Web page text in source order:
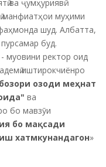
ва ҷумҳуриявӣ
манфиатҳои муҳими
шуд. Албатта,
буд.
муовини ректор оид
иштирокчиёнро
озоди меҳнат
ва
бо мавзӯи
бо мақсади
хатмкунандагон»